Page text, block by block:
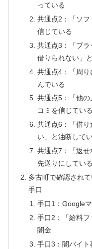
っている
共通点2：「ソフ
信じている
共通点3：「ブ
借りられない」
共通点4：「周
んでいる
共通点5：「他
コミを信じている
共通点6：「借り
い」と油断して
共通点7：「返せ
先送りにしている
多古町で確認され
手口
手口1：Google
手口2：「給料
闇金
手口3：闇バイ